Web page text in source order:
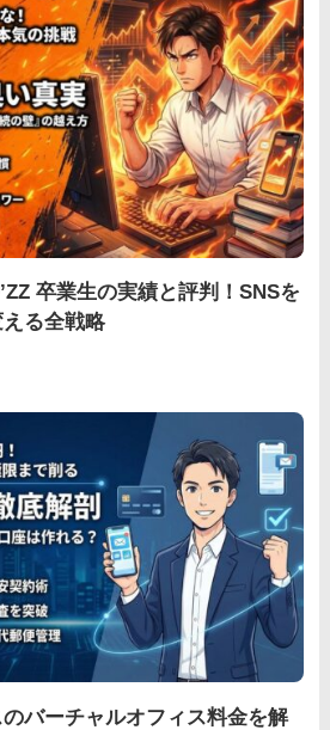
卒業生の実績と評判！SNSを
える全戦略
のバーチャルオフィス料金を解